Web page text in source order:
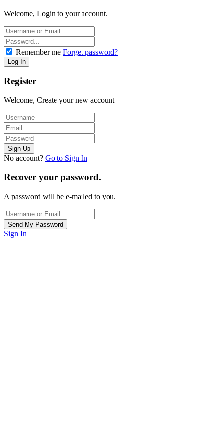
Welcome, Login to your account.
Remember me Forget password?
Register
Welcome, Create your new account
No account? Go to Sign In
Recover your password.
A password will be e-mailed to you.
Sign In